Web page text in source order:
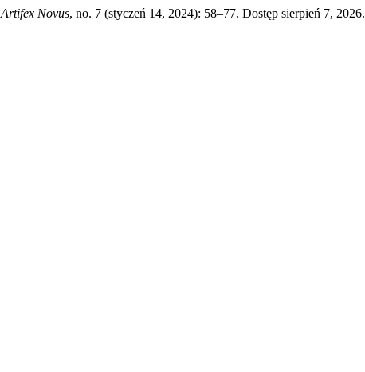
Artifex Novus, no. 7 (styczeń 14, 2024): 58–77. Dostęp sierpień 7, 2026.